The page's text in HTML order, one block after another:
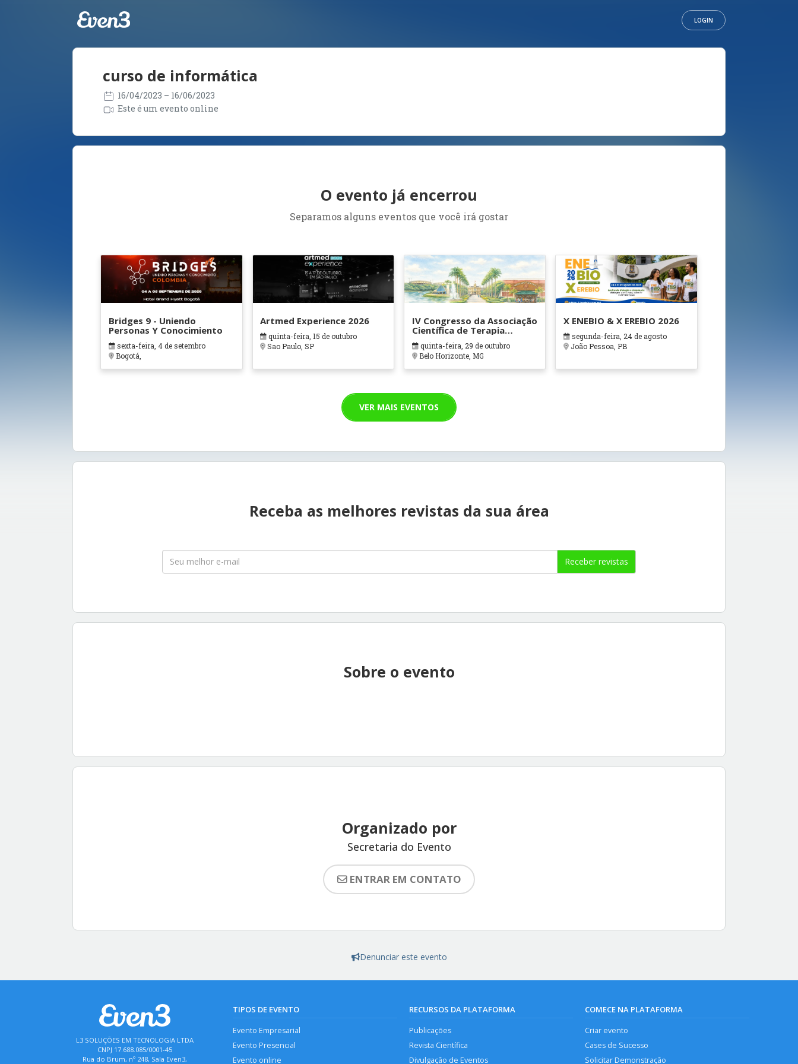
LOGIN
curso de informática
16/04/2023 – 16/06/2023
Este é um evento online
O evento já encerrou
Separamos alguns eventos que você irá gostar
Bridges 9 - Uniendo
Personas Y Conocimiento
sexta-feira, 4 de setembro
Bogotá,
Artmed Experience 2026
quinta-feira, 15 de outubro
Sao Paulo, SP
IV Congresso da Associação
Científica de Terapia
Ocupacional em Contextos
Hospitalares e Cuidados
Paliativos - ATOHOSP
quinta-feira, 29 de outubro
Belo Horizonte, MG
X ENEBIO & X EREBIO 2026
segunda-feira, 24 de agosto
João Pessoa, PB
VER MAIS EVENTOS
Receba as melhores revistas da sua área
Receber revistas
Sobre o evento
Organizado por
Secretaria do Evento
ENTRAR EM CONTATO
Denunciar este evento
L3 SOLUÇÕES EM TECNOLOGIA LTDA
CNPJ 17.688.085/0001-45
Rua do Brum, nº 248, Sala Even3,
TIPOS DE EVENTO
Evento Empresarial
Evento Presencial
Evento online
RECURSOS DA PLATAFORMA
Publicações
Revista Científica
Divulgação de Eventos
COMECE NA PLATAFORMA
Criar evento
Cases de Sucesso
Solicitar Demonstração